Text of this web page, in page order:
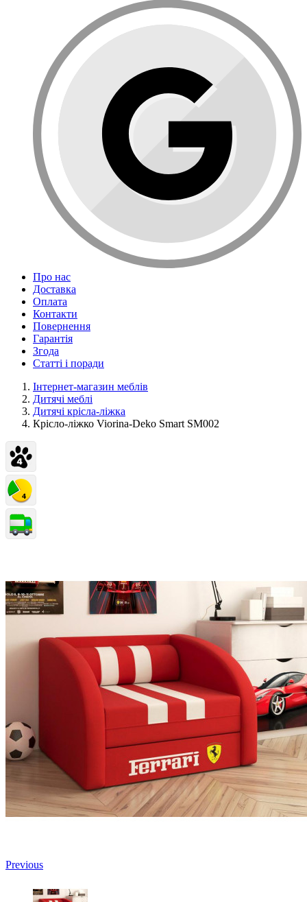
Про нас
Доставка
Оплата
Контакти
Повернення
Гарантія
Згода
Статті і поради
Інтернет-магазин меблів
Дитячі меблі
Дитячі крісла-ліжка
Крісло-ліжко Viorina-Deko Smart SM002
Previous